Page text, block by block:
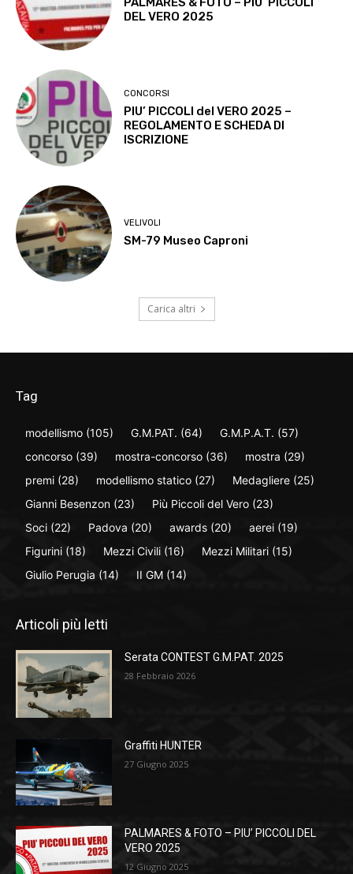
DEL VERO 2025
CONCORSI
PIU’ PICCOLI del VERO 2025 –
REGOLAMENTO E SCHEDA DI
ISCRIZIONE
VELIVOLI
SM-79 Museo Caproni
Carica altri
Tag
modellismo (105) G.M.PAT. (64) G.M.P.A.T. (57)
concorso (39) mostra-concorso (36) mostra (29)
premi (28) modellismo statico (27) Medagliere (25)
Gianni Besenzon (23) Più Piccoli del Vero (23)
Soci (22) Padova (20) awards (20) aerei (19)
Figurini (18) Mezzi Civili (16) Mezzi Militari (15)
Giulio Perugia (14) II GM (14)
Articoli più letti
Serata CONTEST G.M.PAT. 2025
28 Febbraio 2026
Graffiti HUNTER
27 Giugno 2025
PALMARES & FOTO – PIU’ PICCOLI DEL
VERO 2025
12 Giugno 2025